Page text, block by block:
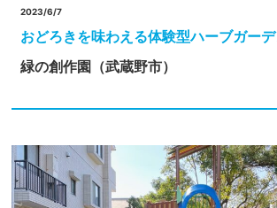
2023/6/7
おどろきを味わえる体験型ハーブガー
緑の創作園（武蔵野市）